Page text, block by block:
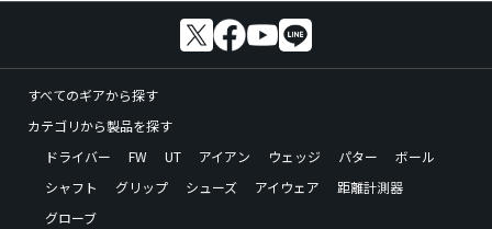
すべてのギアから探す
カテゴリから製品を探す
ドライバー
FW UT アイアン ウェッジ パター
ボール
シャフト
グリップ シューズ アイウェア
距離計測器
グローブ